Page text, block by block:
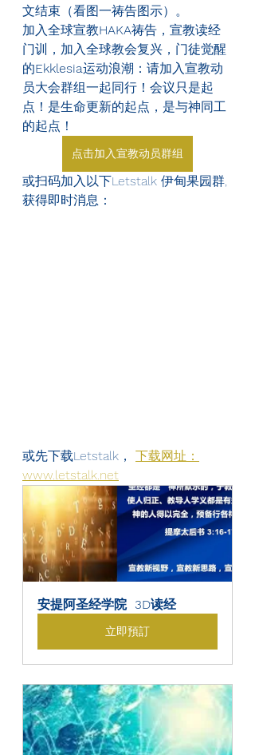
文结束（看图一祷告图示）。
加入全球宣教HAKA祷告，宣教读经
门训，加入全球教会复兴，门徒觉醒
的Ekklesia运动浪潮：请加入宣教动
员大会群组一起同行！会议只是起
点！是生命更新的起点，是与神同工
的起点！
点击加入宣教动员群组
或扫码加入以下Letstalk 伊甸果园群,
获得即时消息：
或先下载Letstalk， 下载网址：
www.letstalk.net
安提阿圣经学院  3D读经
立即預訂